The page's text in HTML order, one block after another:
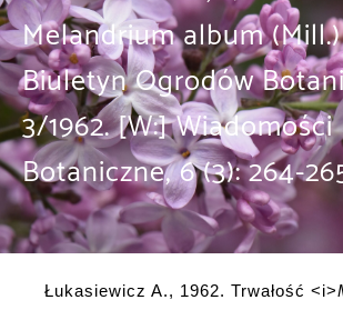
Melandrium album
Biuletyn Ogrodów
3/1962. [W:] Wiadomości
Botaniczne, 6 (3): 264-
Łukasiewicz A., 1962. Trwałość <i>